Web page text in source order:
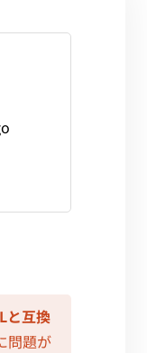
と互換
問題が